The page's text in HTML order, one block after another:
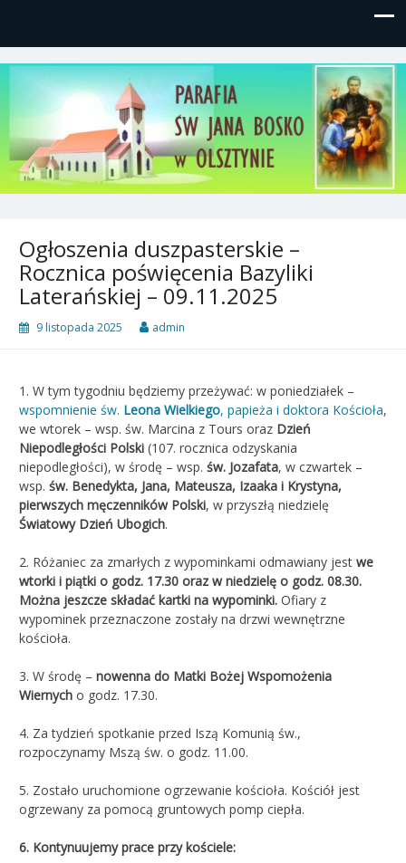
Parafia św, Jana Bosko w
Olsztynie
Gutkowo, ul. Żółkiewskiego 1
Ogłoszenia duszpasterskie –
Rocznica poświęcenia Bazyliki
Laterańskiej – 09.11.2025
9 listopada 2025 admin
1. W tym tygodniu będziemy przeżywać: w poniedziałek –
wspomnienie św. Leona Wielkiego, papieża i doktora Kościoła,
we wtorek – wsp. św. Marcina z Tours oraz Dzień
Niepodległości Polski (107. rocznica odzyskania
niepodległości), w środę – wsp. św. Jozafata, w czwartek –
wsp. św. Benedykta, Jana, Mateusza, Izaaka i Krystyna,
pierwszych męczenników Polski, w przyszłą niedzielę
Światowy Dzień Ubogich.
2. Różaniec za zmarłych z wypominkami odmawiany jest we
wtorki i piątki o godz. 17.30 oraz w niedzielę o godz. 08.30.
Można jeszcze składać kartki na wypominki. Ofiary z
wypominek przeznaczone zostały na drzwi wewnętrzne
kościoła.
3. W środę – nowenna do Matki Bożej Wspomożenia
Wiernych o godz. 17.30.
4. Za tydzień spotkanie przed Iszą Komunią św.,
rozpoczynamy Mszą św. o godz. 11.00.
5. Zostało uruchomione ogrzewanie kościoła. Kościół jest
ogrzewany za pomocą gruntowych pomp ciepła.
6. Kontynuujemy prace przy kościele: